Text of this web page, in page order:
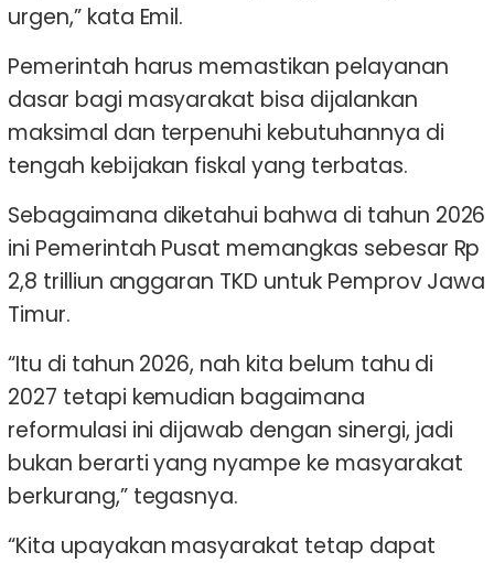
urgen,” kata Emil.
Pemerintah harus memastikan pelayanan
dasar bagi masyarakat bisa dijalankan
maksimal dan terpenuhi kebutuhannya di
tengah kebijakan fiskal yang terbatas.
Sebagaimana diketahui bahwa di tahun 2026
ini Pemerintah Pusat memangkas sebesar Rp
2,8 trilliun anggaran TKD untuk Pemprov Jawa
Timur.
“Itu di tahun 2026, nah kita belum tahu di
2027 tetapi kemudian bagaimana
reformulasi ini dijawab dengan sinergi, jadi
bukan berarti yang nyampe ke masyarakat
berkurang,” tegasnya.
“Kita upayakan masyarakat tetap dapat